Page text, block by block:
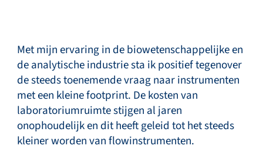
Neem contact op
Met mijn ervaring in de biowetenschappelijke en
de analytische industrie sta ik positief tegenover
de steeds toenemende vraag naar instrumenten
met een kleine footprint. De kosten van
laboratoriumruimte stijgen al jaren
onophoudelijk en dit heeft geleid tot het steeds
kleiner worden van flowinstrumenten.